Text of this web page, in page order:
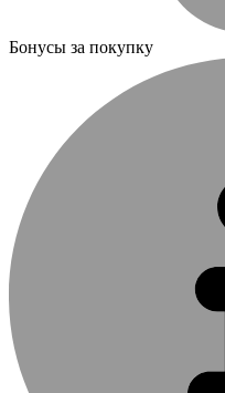
Бонусы за покупку